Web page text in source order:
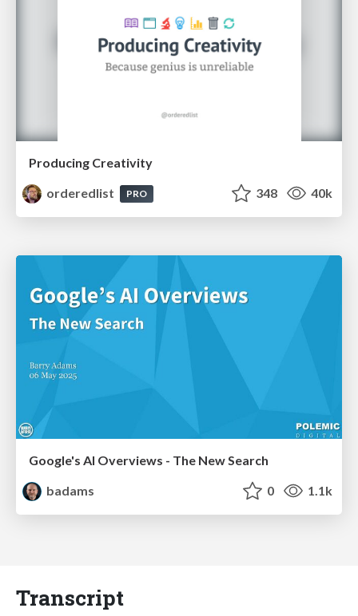
Producing Creativity
orderedlist
PRO 348 40k
Google's AI Overviews - The New Search
badams
0 1.1k
Transcript